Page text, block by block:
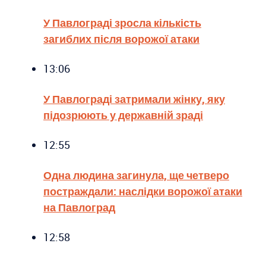
У Павлограді зросла кількість
загиблих після ворожої атаки
13:06
У Павлограді затримали жінку, яку
підозрюють у державній зраді
12:55
Одна людина загинула, ще четверо
постраждали: наслідки ворожої атаки
на Павлоград
12:58